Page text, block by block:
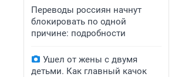
Переводы россиян начнут
блокировать по одной
причине: подробности
Ушел от жены с двумя
детьми. Как главный качок